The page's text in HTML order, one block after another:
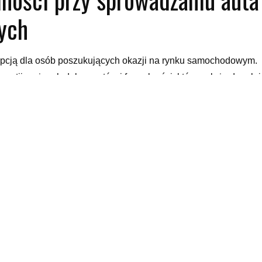
dla osób poszukujących okazji na rynku samochodowym.
ważnych dokumentów i formalności, które należy